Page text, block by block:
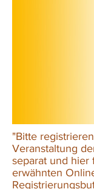
"Bitte
Veranstaltung
separat und hier
erwähnten